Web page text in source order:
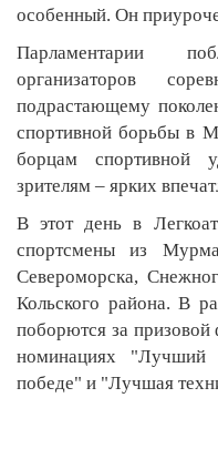
особенный. Он
Парламентарии
организаторов
подрастающему
спортивной борьбы в
борцам спортивной
зрителям – ярких
В этот день в
спортсмены из
Североморска,
Кольского района. В
поборются за призовой
номинациях
победе" и "Лучшая